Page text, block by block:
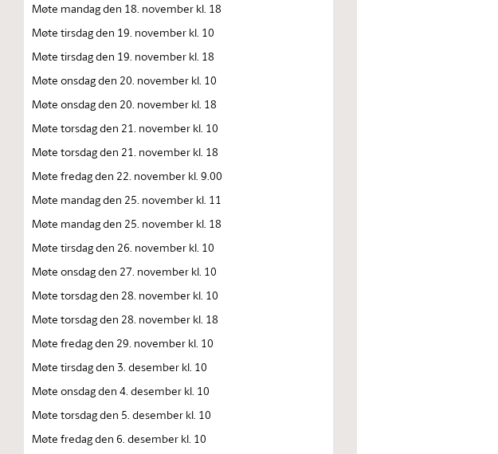
Møte mandag den 18. november kl. 18
Møte tirsdag den 19. november kl. 10
Møte tirsdag den 19. november kl. 18
Møte onsdag den 20. november kl. 10
Møte onsdag den 20. november kl. 18
Møte torsdag den 21. november kl. 10
Møte torsdag den 21. november kl. 18
Møte fredag den 22. november kl. 9.00
Møte mandag den 25. november kl. 11
Møte mandag den 25. november kl. 18
Møte tirsdag den 26. november kl. 10
Møte onsdag den 27. november kl. 10
Møte torsdag den 28. november kl. 10
Møte torsdag den 28. november kl. 18
Møte fredag den 29. november kl. 10
Møte tirsdag den 3. desember kl. 10
Møte onsdag den 4. desember kl. 10
Møte torsdag den 5. desember kl. 10
Møte fredag den 6. desember kl. 10